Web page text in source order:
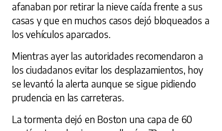
afanaban por retirar la nieve caída frente a sus
casas y que en muchos casos dejó bloqueados a
los vehículos aparcados.
Mientras ayer las autoridades recomendaron a
los ciudadanos evitar los desplazamientos, hoy
se levantó la alerta aunque se sigue pidiendo
prudencia en las carreteras.
La tormenta dejó en Boston una capa de 60